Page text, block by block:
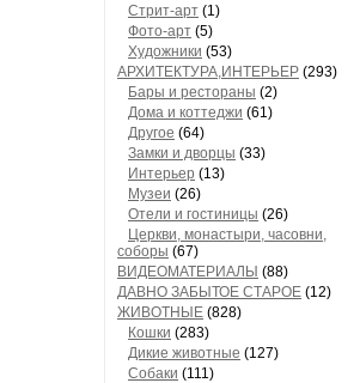
Стрит-арт (1)
Фото-арт (5)
Художники (53)
АРХИТЕКТУРА,ИНТЕРЬЕР (293)
Бары и рестораны (2)
Дома и коттеджи (61)
Другое (64)
Замки и дворцы (33)
Интерьер (13)
Музеи (26)
Отели и гостиницы (26)
Церкви, монастыри, часовни,
соборы (67)
ВИДЕОМАТЕРИАЛЫ (88)
ДАВНО ЗАБЫТОЕ СТАРОЕ (12)
ЖИВОТНЫЕ (828)
Кошки (283)
Дикие животные (127)
Собаки (111)